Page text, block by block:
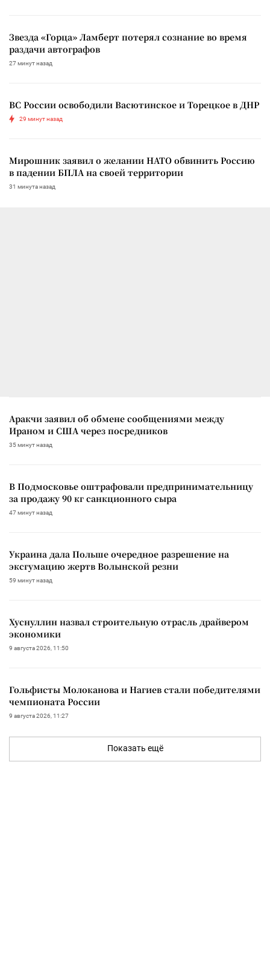
Звезда «Горца» Ламберт потерял сознание во время
раздачи автографов
27 минут назад
ВС России освободили Васютинское и Торецкое в ДНР
29 минут назад
Мирошник заявил о желании НАТО обвинить Россию
в падении БПЛА на своей территории
31 минута назад
Аракчи заявил об обмене сообщениями между
Ираном и США через посредников
35 минут назад
В Подмосковье оштрафовали предпринимательницу
за продажу 90 кг санкционного сыра
47 минут назад
Украина дала Польше очередное разрешение на
эксгумацию жертв Волынской резни
59 минут назад
Хуснуллин назвал строительную отрасль драйвером
экономики
9 августа 2026, 11:50
Гольфисты Молоканова и Нагиев стали победителями
чемпионата России
9 августа 2026, 11:27
Показать ещё